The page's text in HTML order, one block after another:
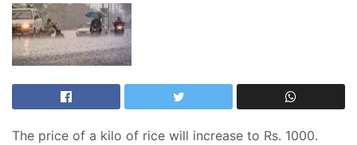
The price of a kilo of rice will increase to Rs. 1000.